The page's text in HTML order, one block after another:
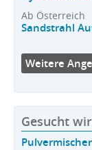
Ab Österreich
Sandstrahl
Weitere
Gesucht